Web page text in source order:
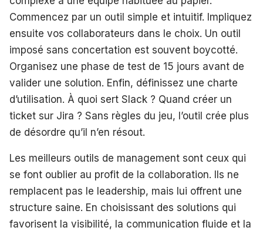
Commencez par un outil simple et intuitif. Impliquez
ensuite vos collaborateurs dans le choix. Un outil
imposé sans concertation est souvent boycotté.
Organisez une phase de test de 15 jours avant de
valider une solution. Enfin, définissez une charte
d’utilisation. À quoi sert Slack ? Quand créer un
ticket sur Jira ? Sans règles du jeu, l’outil crée plus
de désordre qu’il n’en résout.
Les meilleurs outils de management sont ceux qui
se font oublier au profit de la collaboration. Ils ne
remplacent pas le leadership, mais lui offrent une
structure saine. En choisissant des solutions qui
favorisent la visibilité, la communication fluide et la